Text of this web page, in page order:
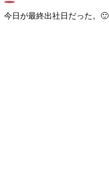
今日が最終出社日だった。🙂